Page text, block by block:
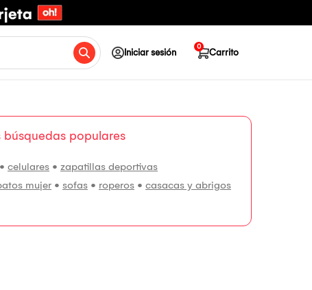
Iniciar sesión Carrito
0
búsquedas populares
• celulares • zapatillas deportivas
mujer • sofas • roperos • casacas y abrigos